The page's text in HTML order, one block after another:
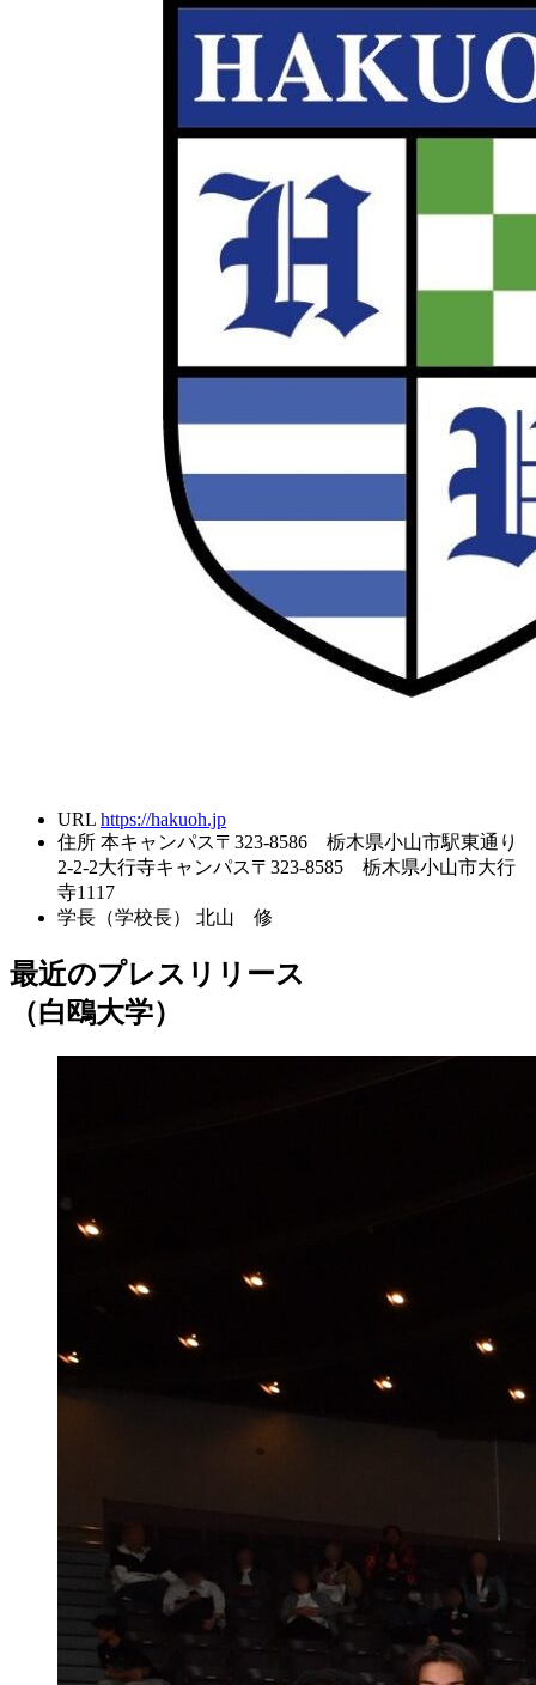
URL https://hakuoh.jp
住所 本キャンパス〒323-8586 栃木県小山市駅東通り
2-2-2大行寺キャンパス〒323-8585 栃木県小山市大行
寺1117
学長（学校長）
北山 修
最近のプレスリリース
（白鴎大学）